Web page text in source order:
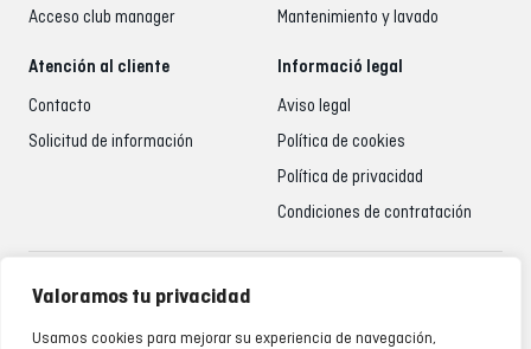
Valoramos tu privacidad
Usamos cookies para mejorar su experiencia de navegación,
Acceso club manager
Mantenimiento y lavado
Atención al cliente
Contacto
Solicitud de información
Informació legal
Aviso legal
Política de cookies
Política de privacidad
Condiciones de contratación
Atención al cliente